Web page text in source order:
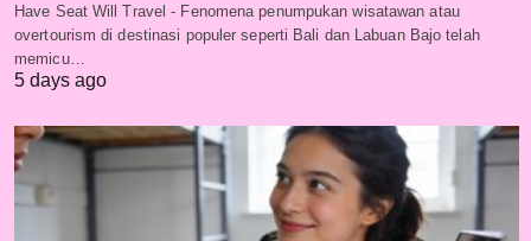
Have Seat Will Travel - Fenomena penumpukan wisatawan atau
overtourism di destinasi populer seperti Bali dan Labuan Bajo telah
memicu…
5 days ago